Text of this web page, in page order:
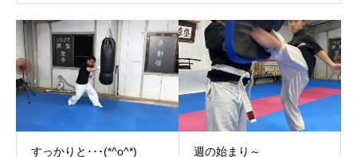
すっかりと･･･(*^o^*) 週の始まり～